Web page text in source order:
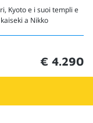
Kyoto e i suoi templi e
a Nikko
€ 4.290